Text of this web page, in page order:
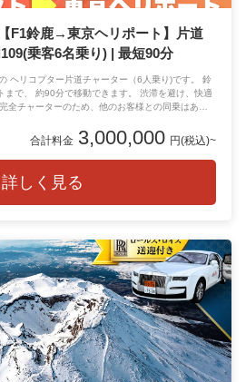
F1鈴鹿→東京ヘリポート】片道
乗客6名乗り) | 最短90分
ヘリコプター片道チャーター（6人乗り)です。 鈴
まで、 約90分で移動できます。 渋滞を避け、快適
全チャーターのため、他のお客様との同乗はあり
合計料金 3,000,000 円(税込)~
詳しく見る